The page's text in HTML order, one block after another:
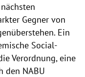
Gegner von
Ein
Social-
Verordnung, eine
den NABU